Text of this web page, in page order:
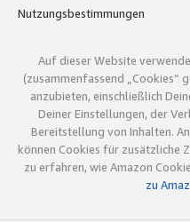
Nutzungsbestimmungen
Auf dieser Website
(zusammenfassend „Cookies“
anzubieten, einschließlich
Deiner Einstellungen, der
Bereitstellung von Inhalten.
können Cookies für zusätzliche
zu erfahren, wie Amazon
zu